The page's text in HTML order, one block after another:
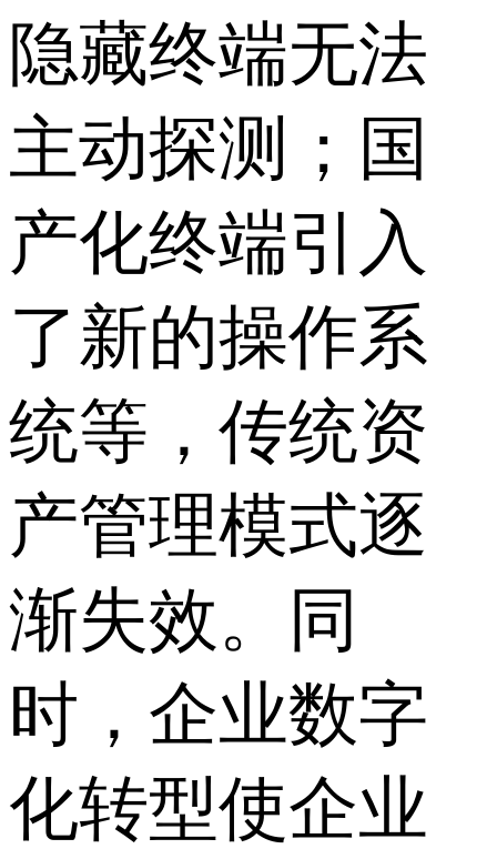
隐藏终端无法
主动探测；国
产化终端引入
了新的操作系
统等，传统资
产管理模式逐
渐失效。同
时，企业数字
化转型使企业